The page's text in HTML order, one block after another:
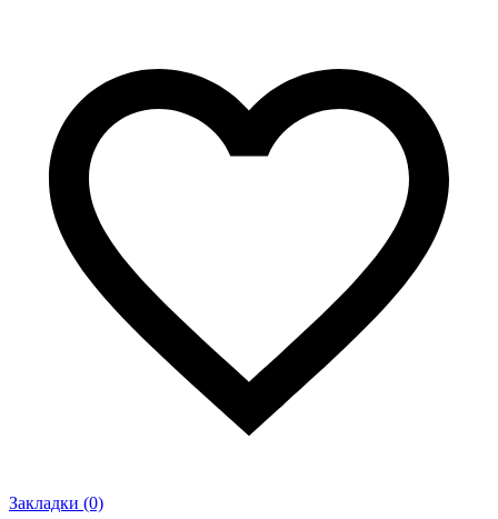
Закладки (0)